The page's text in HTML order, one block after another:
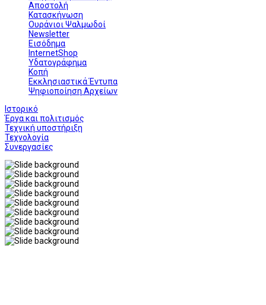
Αποστολή
Κατασκήνωση
Ουράνιοι Ψαλμωδοί
Newsletter
Εισόδημα
InternetShop
Υδατογράφημα
Κοπή
Εκκλησιαστικά Έντυπα
Ψηφιοποίηση Αρχείων
Ιστορικό
Έργα και πολιτισμός
Τεχνική υποστήριξη
Τεχνολογία
Συνεργασίες